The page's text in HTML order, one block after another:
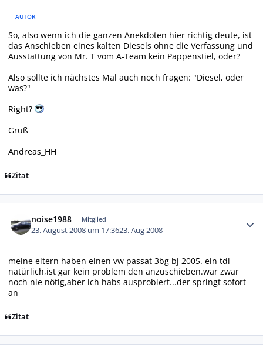
AUTOR
So, also wenn ich die ganzen Anekdoten hier richtig deute, ist
das Anschieben eines kalten Diesels ohne die Verfassung und
Ausstattung von Mr. T vom A-Team kein Pappenstiel, oder?
Also sollte ich nächstes Mal auch noch fragen: "Diesel, oder
was?"
Right?
Gruß
Andreas_HH
Zitat
noise1988 Mitglied
23. August 2008 um 17:3623. Aug 2008
meine eltern haben einen vw passat 3bg bj 2005. ein tdi
natürlich,ist gar kein problem den anzuschieben.war zwar
noch nie nötig,aber ich habs ausprobiert...der springt sofort
an
Zitat